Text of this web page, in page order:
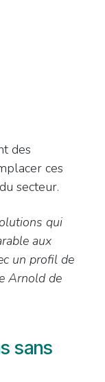
des
ces
secteur.
qui
aux
un profil de
Arnold de
sans